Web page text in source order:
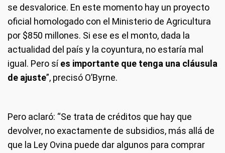
se desvalorice. En este momento hay un proyecto
oficial homologado con el Ministerio de Agricultura
por $850 millones. Si ese es el monto, dada la
actualidad del país y la coyuntura, no estaría mal
igual. Pero síes importante que tenga una cláusula
de ajuste”, precisó O’Byrne.
Pero aclaró: “Se trata de créditos que hay que
devolver, no exactamente de subsidios, más allá de
que la Ley Ovina puede dar algunos para comprar